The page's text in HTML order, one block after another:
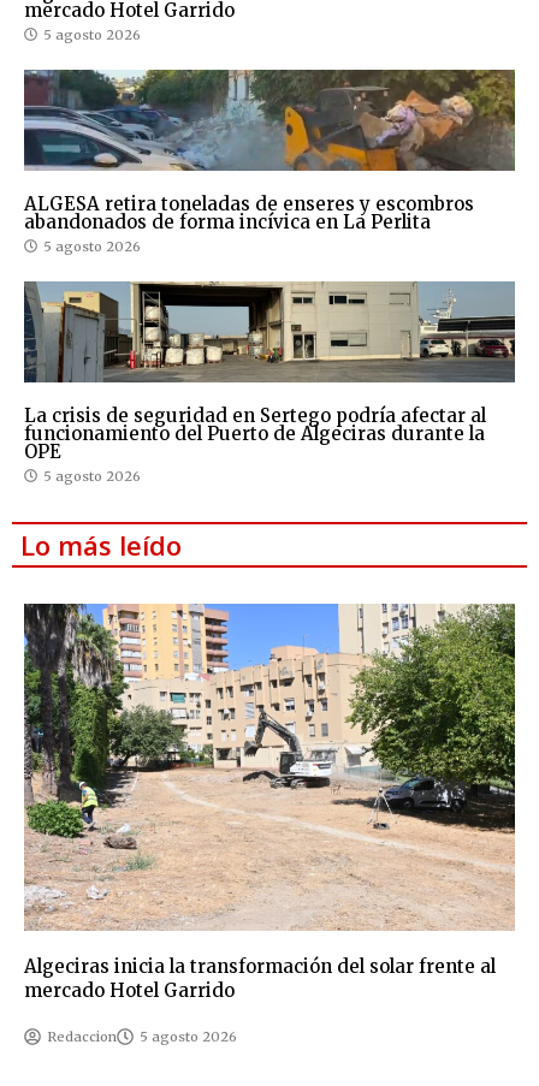
mercado Hotel Garrido
5 agosto 2026
ALGESA retira toneladas de enseres y escombros
abandonados de forma incívica en La Perlita
5 agosto 2026
La crisis de seguridad en Sertego podría afectar al
funcionamiento del Puerto de Algeciras durante la
OPE
5 agosto 2026
Lo más leído
Algeciras inicia la transformación del solar frente al
mercado Hotel Garrido
Redaccion 5 agosto 2026